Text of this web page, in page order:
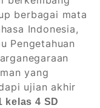
berbagai mata
Indonesia,
Pengetahuan
yang
ujian akhir
kelas 4 SD